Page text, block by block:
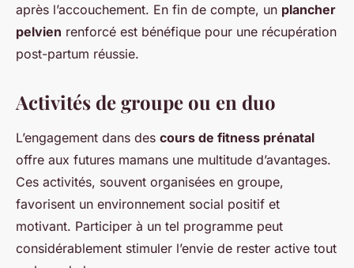
après l’accouchement. En fin de compte, un plancher
pelvien renforcé est bénéfique pour une récupération
post-partum réussie.
Activités de groupe ou en duo
L’engagement dans des cours de fitness prénatal
offre aux futures mamans une multitude d’avantages.
Ces activités, souvent organisées en groupe,
favorisent un environnement social positif et
motivant. Participer à un tel programme peut
considérablement stimuler l’envie de rester active tout